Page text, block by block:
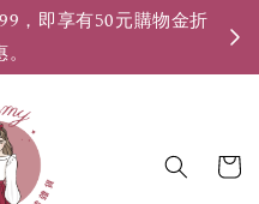
，即享有50元購物金折